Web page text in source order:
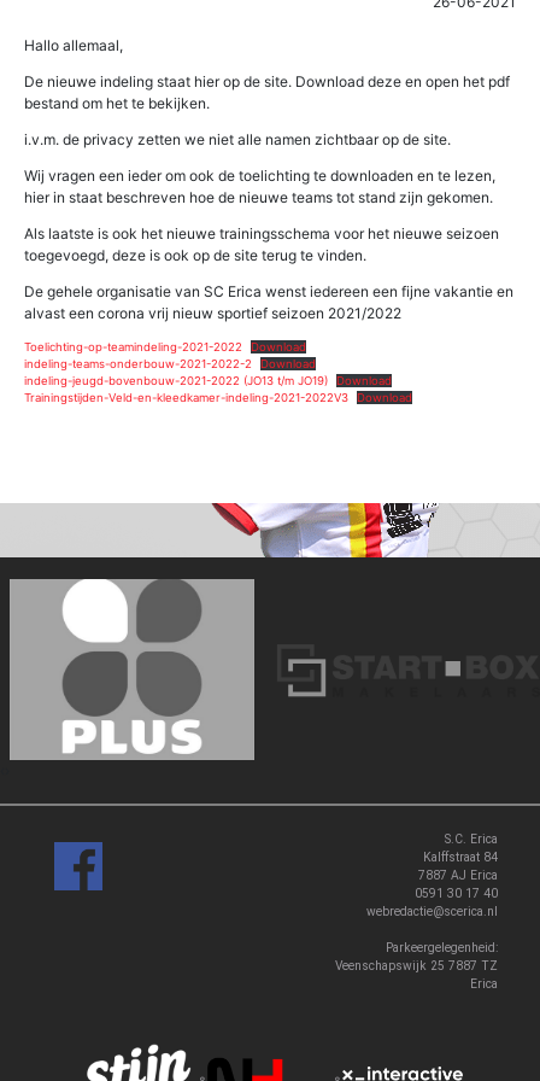
Hallo allemaal,
De nieuwe indeling staat hier op de site. Download deze en open het pdf
bestand om het te bekijken.
i.v.m. de privacy zetten we niet alle namen zichtbaar op de site.
Wij vragen een ieder om ook de toelichting te downloaden en te lezen,
hier in staat beschreven hoe de nieuwe teams tot stand zijn gekomen.
Als laatste is ook het nieuwe trainingsschema voor het nieuwe seizoen
toegevoegd, deze is ook op de site terug te vinden.
De gehele organisatie van SC Erica wenst iedereen een fijne vakantie en
alvast een corona vrij nieuw sportief seizoen 2021/2022
Toelichting-op-teamindeling-2021-2022
Download
indeling-teams-onderbouw-2021-2022-2
Download
indeling-jeugd-bovenbouw-2021-2022 (JO13 t/m JO19)
Download
Trainingstijden-Veld-en-kleedkamer-indeling-2021-2022V3
Download
S.C. Erica
Kalffstraat 84
7887 AJ Erica
0591 30 17 40
webredactie@scerica.nl
Parkeergelegenheid:
Veenschapswijk 25 7887 TZ
Erica